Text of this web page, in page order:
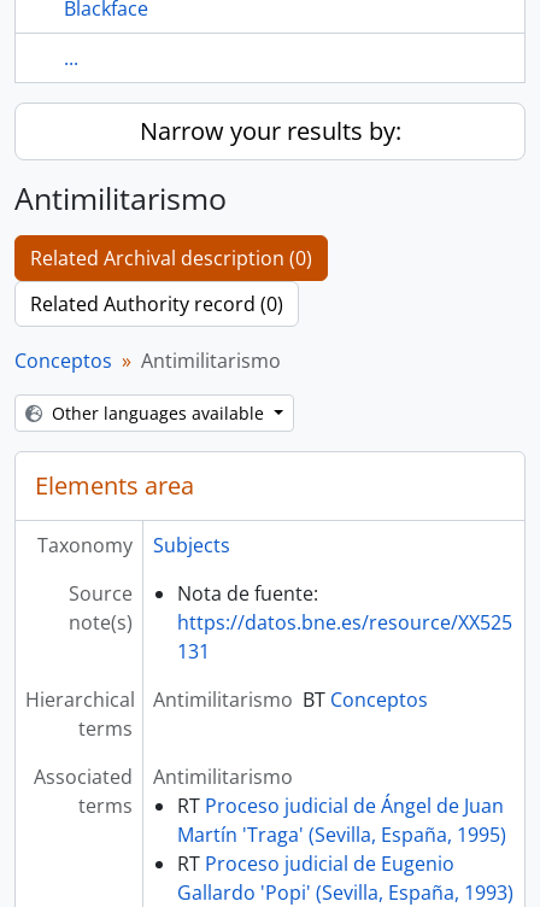
Blackface
...
Narrow your results by:
Antimilitarismo
Related Archival description (0)
Related Authority record (0)
Conceptos Antimilitarismo
Other languages available
Elements area
Taxonomy
Subjects
Source
note(s)
Nota de fuente:
https://datos.bne.es/resource/XX525
131
Hierarchical
terms
Antimilitarismo BT Conceptos
Associated
terms
Antimilitarismo
RT Proceso judicial de Ángel de Juan
Martín 'Traga' (Sevilla, España, 1995)
RT Proceso judicial de Eugenio
Gallardo 'Popi' (Sevilla, España, 1993)